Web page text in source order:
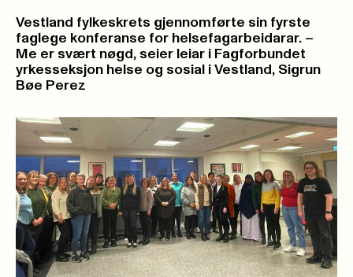
Vestland fylkeskrets gjennomførte sin fyrste
faglege konferanse for helsefagarbeidarar. –
Me er svært nøgd, seier leiar i Fagforbundet
yrkesseksjon helse og sosial i Vestland, Sigrun
Bøe Perez